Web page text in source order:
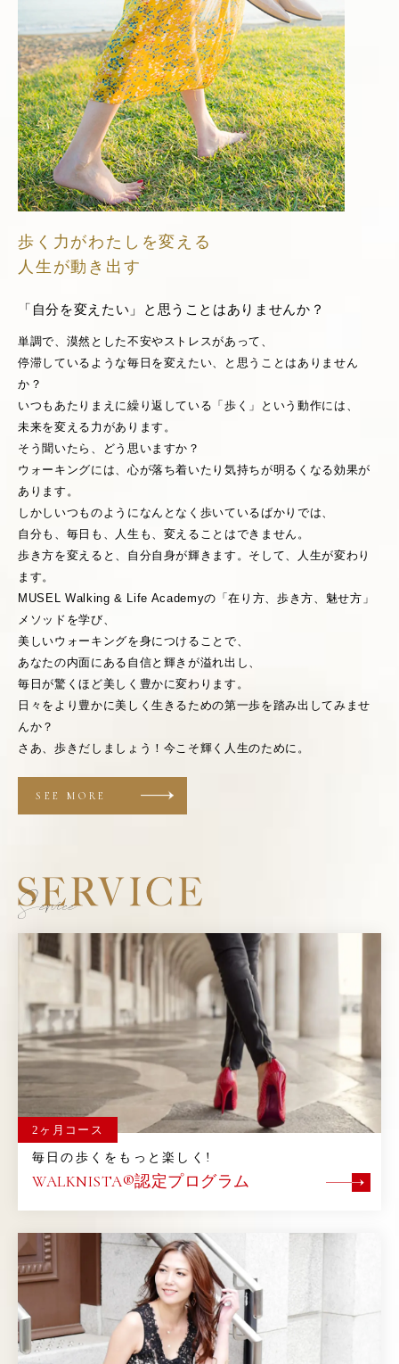
歩く力がわたしを変える
人生が動き出す
「自分を変えたい」と思うことはありませんか？
単調で、漠然とした不安やストレスがあって、
停滞しているような毎日を変えたい、と思うことはありません
か？
いつもあたりまえに繰り返している「歩く」という動作には、
未来を変える力があります。
そう聞いたら、どう思いますか？
ウォーキングには、心が落ち着いたり気持ちが明るくなる効果が
あります。
しかしいつものようになんとなく歩いているばかりでは、
自分も、毎日も、人生も、変えることはできません。
歩き方を変えると、自分自身が輝きます。そして、人生が変わり
ます。
MUSEL Walking & Life Academyの「在り方、歩き方、魅せ方」
メソッドを学び、
美しいウォーキングを身につけることで、
あなたの内面にある自信と輝きが溢れ出し、
毎日が驚くほど美しく豊かに変わります。
日々をより豊かに美しく生きるための第一歩を踏み出してみませ
んか？
さあ、歩きだしましょう！今こそ輝く人生のために。
SEE MORE
2ヶ月コース
毎日の歩くをもっと楽しく!
WALKNISTA®認定プログラム